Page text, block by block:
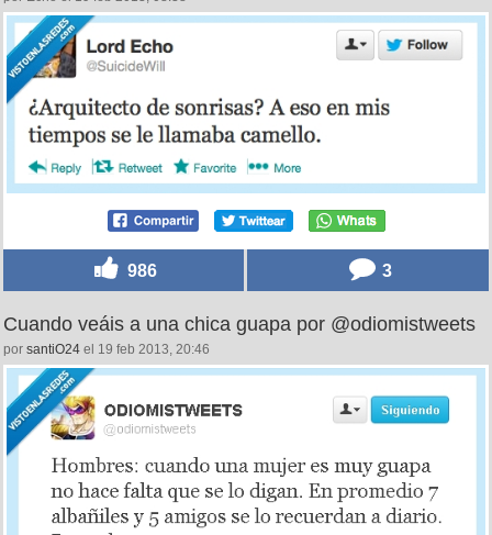
986 3
Cuando veáis a una chica guapa por @odiomistweets
por santiO24 el 19 feb 2013, 20:46